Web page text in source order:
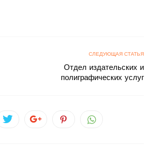
СЛЕДУЮЩАЯ СТАТЬЯ
Отдел издательских и
полиграфических услуг